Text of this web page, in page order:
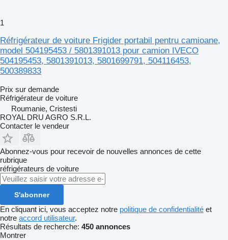
1
Réfrigérateur de voiture Frigider portabil pentru camioane,
model 504195453 / 5801391013 pour camion IVECO
504195453, 5801391013, 5801699791, 504116453,
500389833
Prix sur demande
Réfrigérateur de voiture
Roumanie, Cristesti
ROYAL DRU AGRO S.R.L.
Contacter le vendeur
Abonnez-vous pour recevoir de nouvelles annonces de cette
rubrique
réfrigérateurs de voiture
S'abonner
En cliquant ici, vous acceptez notre politique de confidentialité et
notre accord utilisateur.
Résultats de recherche: 450 annonces
Montrer